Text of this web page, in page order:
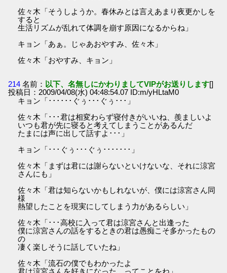
佐々木「そうしようか。春休みとは言えあまり夜更かしを
すると
生活リズムが乱れて体調を崩す原因になるからね」
キョン「あぁ。じゃあおやすみ、佐々木」
佐々木「おやすみ、キョン」
214 名前： 以下、名無しにかわりましてVIPがお送りします[]
投稿日：2009/04/08(水) 04:48:54.07 ID:m/yHLtaM0
キョン「･･････ぐぅ･･･ぐぅ･･･」
佐々木「･･･君は相変わらず寝付きがいいね、羨ましいよ
いつも君が先に寝ると考えてしまうことがあるんだ
たまには声に出して話すよ･･･」
キョン「･･･ぐぅ･･･ぐぅ･･･････」
佐々木「まずは君には謝らないといけないな、それに涼宮
さんにも」
佐々木「君は知らないかもしれないが、僕には涼宮さん同
様
熱望したことを現実にしてしまう力があるらしい」
佐々木「･･･高校に入って君は涼宮さんと出逢った
僕に涼宮さんの話をするときの君は愚痴こそ多かったもの
の
凄く楽しそうに話していたね」
佐々木「流石の僕でもわかったよ
君は涼宮さんを好きになった、ってことをね」